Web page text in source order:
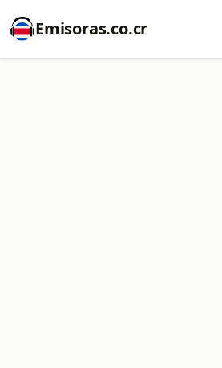
Emisoras.co.cr